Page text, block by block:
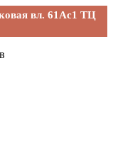
вл. 61Ас1 ТЦ